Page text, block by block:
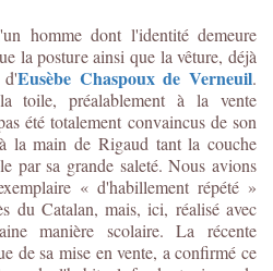
homme dont l'identité demeure
la posture ainsi que la vêture, déjà
d'Eusèbe Chaspoux de Verneuil.
toile, préalablement à la vente
été totalement convaincus de son
la main de Rigaud tant la couche
par sa grande saleté. Nous avions
« d'habillement répété »
du Catalan, mais, ici, réalisé avec
manière scolaire. La récente
de sa mise en vente, a confirmé ce